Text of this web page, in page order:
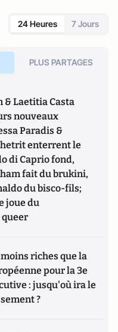
24 Heures 7 Jours
PLUS PARTAGES
& Laetitia Casta
nouveaux
Paradis &
enterrent le
di Caprio fond,
fait du brukini,
du bisco-fils;
joue du
queer
riches que la
pour la 3e
: jusqu'où ira le
?